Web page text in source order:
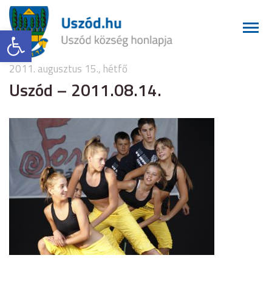
Eszköztár megnyitása
2011. augusztus 15., hétfő
Uszód – 2011.08.14.